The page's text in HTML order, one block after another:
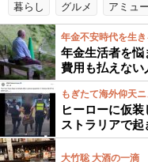
暮らし グルメ アミュ
年金不安時代を生
年金生活者を悩
費用も払えない
もぎたて海外仰天
ヒーローに仮
ストラリアで
大竹聡 大酒の一滴